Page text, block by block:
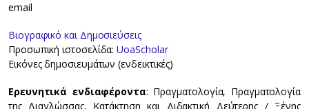
email
Βιογραφικό και Δημοσιεύσεις
Προσωπική ιστοσελίδα:UoaScholar
Εικόνες δημοσιευμάτων (ενδεικτικές)
Ερευνητικά ενδιαφέροντα: Πραγματολογία, Πραγματολογία
της Διαγλώσσας, Κατάκτηση και Διδακτική Δεύτερης / Ξένης